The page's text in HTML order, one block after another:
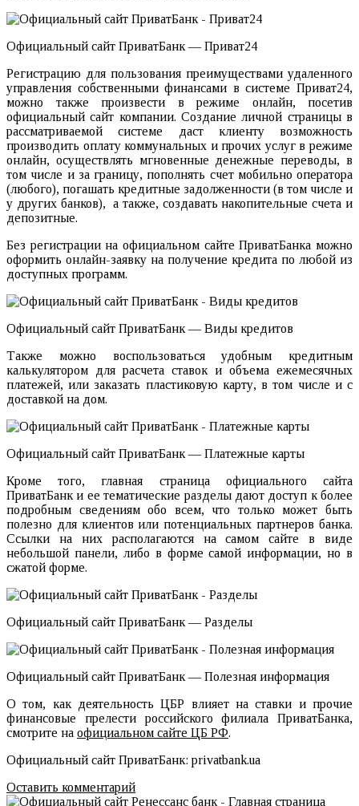
Официальный сайт ПриватБанк — Приват24
Регистрацию для пользования преимуществами удаленного
управления собственными финансами в системе Приват24,
можно также произвести в режиме онлайн, посетив
официальный сайт компании. Создание личной страницы в
рассматриваемой системе даст клиенту возможность
производить оплату коммунальных и прочих услуг в режиме
онлайн, осуществлять мгновенные денежные переводы, в
том числе и за границу, пополнять счет мобильно оператора
(любого), погашать кредитные задолженности (в том числе и
у других банков), а также, создавать накопительные счета и
депозитные.
Без регистрации на официальном сайте ПриватБанка можно
оформить онлайн-заявку на получение кредита по любой из
доступных программ.
Официальный сайт ПриватБанк — Виды кредитов
Также можно воспользоваться удобным кредитным
калькулятором для расчета ставок и объема ежемесячных
платежей, или заказать пластиковую карту, в том числе и с
доставкой на дом.
Официальный сайт ПриватБанк — Платежные карты
Кроме того, главная страница официального сайта
ПриватБанк и ее тематические разделы дают доступ к более
подробным сведениям обо всем, что только может быть
полезно для клиентов или потенциальных партнеров банка.
Ссылки на них располагаются на самом сайте в виде
небольшой панели, либо в форме самой информации, но в
сжатой форме.
Официальный сайт ПриватБанк — Разделы
Официальный сайт ПриватБанк — Полезная информация
О том, как деятельность ЦБР влияет на ставки и прочие
финансовые прелести российского филиала ПриватБанка,
смотрите на официальном сайте ЦБ РФ.
Официальный сайт ПриватБанк: privatbank.ua
Оставить комментарий